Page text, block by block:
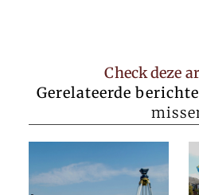
Check deze
Gerelateerde